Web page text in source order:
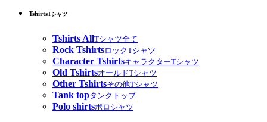
TshirtsTシャツ
Tshirts AllTシャツ全て
Rock TshirtsロックTシャツ
Character TshirtsキャラクターTシャツ
Old TshirtsオールドTシャツ
Other Tshirtsその他Tシャツ
Tank topタンクトップ
Polo shirtsポロシャツ